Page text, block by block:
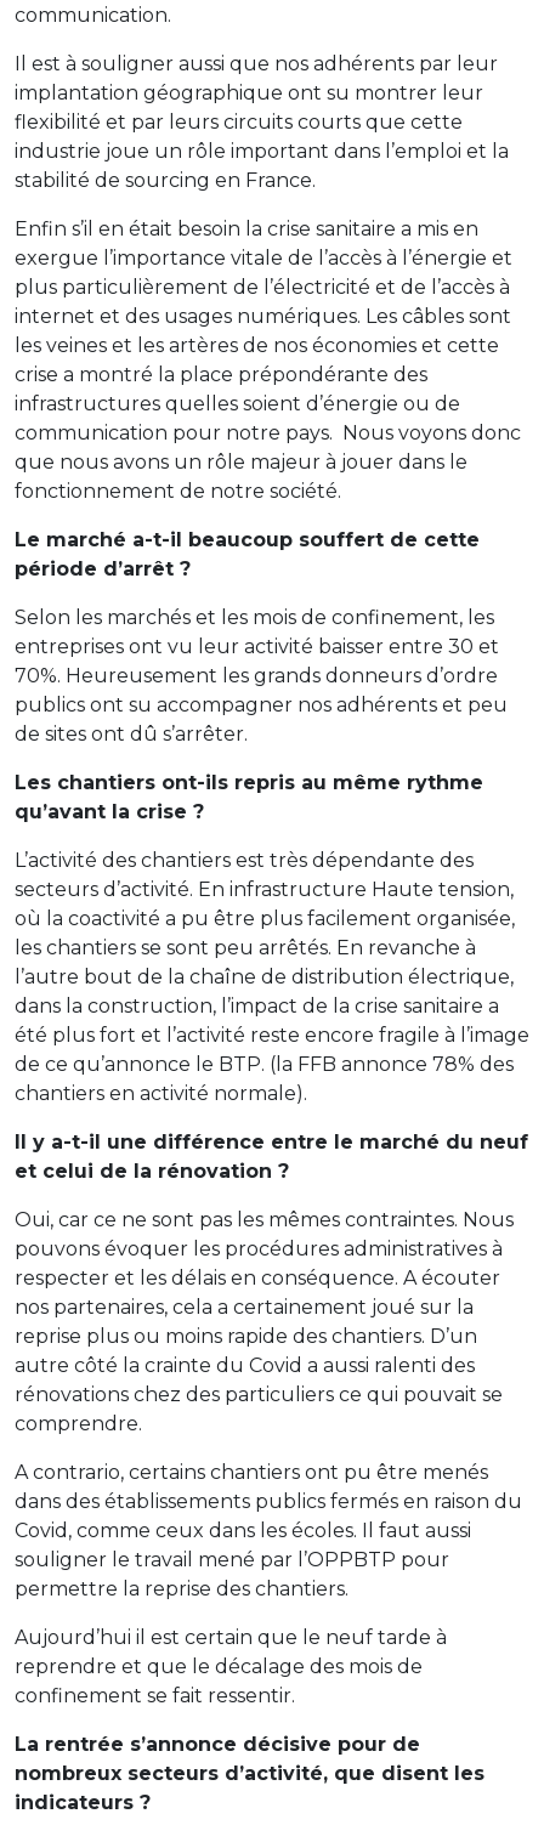
communication.
Il est à souligner aussi que nos adhérents par leur
implantation géographique ont su montrer leur
flexibilité et par leurs circuits courts que cette
industrie joue un rôle important dans l’emploi et la
stabilité de sourcing en France.
Enfin s’il en était besoin la crise sanitaire a mis en
exergue l’importance vitale de l’accès à l’énergie et
plus particulièrement de l’électricité et de l’accès à
internet et des usages numériques. Les câbles sont
les veines et les artères de nos économies et cette
crise a montré la place prépondérante des
infrastructures quelles soient d’énergie ou de
communication pour notre pays. Nous voyons donc
que nous avons un rôle majeur à jouer dans le
fonctionnement de notre société.
Le marché a-t-il beaucoup souffert de cette
période d’arrêt ?
Selon les marchés et les mois de confinement, les
entreprises ont vu leur activité baisser entre 30 et
70%. Heureusement les grands donneurs d’ordre
publics ont su accompagner nos adhérents et peu
de sites ont dû s’arrêter.
Les chantiers ont-ils repris au même rythme
qu’avant la crise ?
L’activité des chantiers est très dépendante des
secteurs d’activité. En infrastructure Haute tension,
où la coactivité a pu être plus facilement organisée,
les chantiers se sont peu arrêtés. En revanche à
l’autre bout de la chaîne de distribution électrique,
dans la construction, l’impact de la crise sanitaire a
été plus fort et l’activité reste encore fragile à l’image
de ce qu’annonce le BTP. (la FFB annonce 78% des
chantiers en activité normale).
Il y a-t-il une différence entre le marché du neuf
et celui de la rénovation ?
Oui, car ce ne sont pas les mêmes contraintes. Nous
pouvons évoquer les procédures administratives à
respecter et les délais en conséquence. A écouter
nos partenaires, cela a certainement joué sur la
reprise plus ou moins rapide des chantiers. D’un
autre côté la crainte du Covid a aussi ralenti des
rénovations chez des particuliers ce qui pouvait se
comprendre.
A contrario, certains chantiers ont pu être menés
dans des établissements publics fermés en raison du
Covid, comme ceux dans les écoles. Il faut aussi
souligner le travail mené par l’OPPBTP pour
permettre la reprise des chantiers.
Aujourd’hui il est certain que le neuf tarde à
reprendre et que le décalage des mois de
confinement se fait ressentir.
La rentrée s’annonce décisive pour de
nombreux secteurs d’activité, que disent les
indicateurs ?